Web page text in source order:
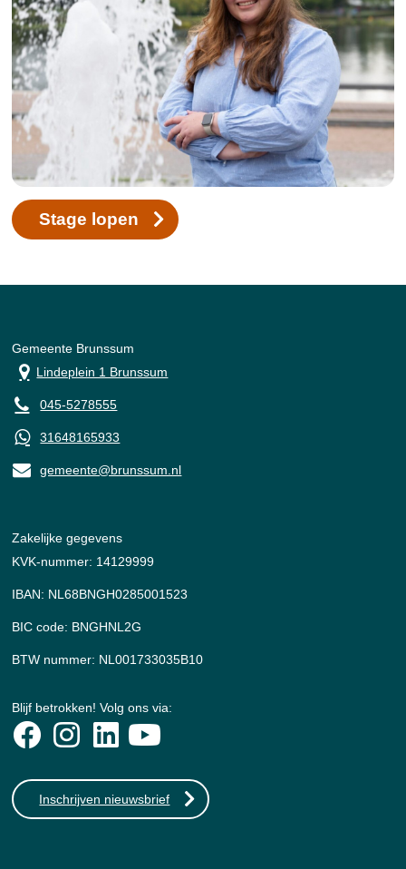
Stage lopen
Gemeente Brunssum
Lindeplein 1 Brunssum
045-5278555
31648165933
gemeente@brunssum.nl
Zakelijke gegevens
KVK-nummer: 14129999
IBAN: NL68BNGH0285001523
BIC code: BNGHNL2G
BTW nummer: NL001733035B10
Blijf betrokken! Volg ons via:
Inschrijven nieuwsbrief